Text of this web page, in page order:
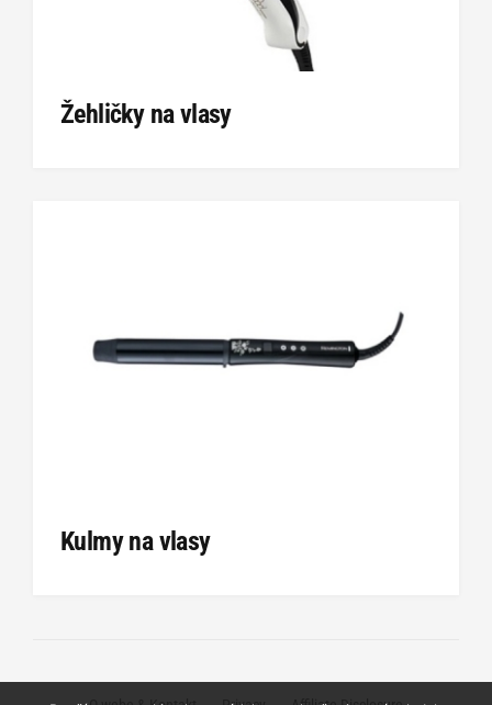
Žehličky na vlasy
Kulmy na vlasy